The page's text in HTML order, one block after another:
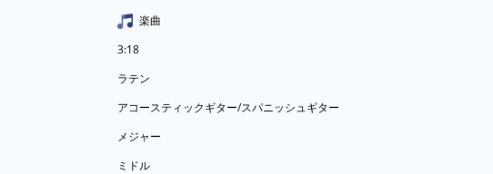
楽曲
3:18
ラテン
アコースティックギター/スパニッシュギター
メジャー
ミドル